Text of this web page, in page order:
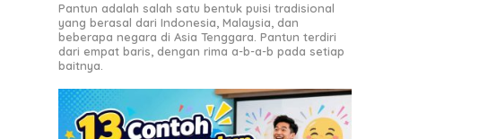
Pantun adalah salah satu bentuk puisi tradisional
yang berasal dari Indonesia, Malaysia, dan
beberapa negara di Asia Tenggara. Pantun terdiri
dari empat baris, dengan rima a-b-a-b pada setiap
baitnya.